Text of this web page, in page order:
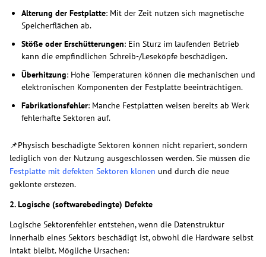
Alterung der Festplatte: Mit der Zeit nutzen sich magnetische
Speicherflächen ab.
Stöße oder Erschütterungen: Ein Sturz im laufenden Betrieb
kann die empfindlichen Schreib-/Leseköpfe beschädigen.
Überhitzung: Hohe Temperaturen können die mechanischen und
elektronischen Komponenten der Festplatte beeinträchtigen.
Fabrikationsfehler: Manche Festplatten weisen bereits ab Werk
fehlerhafte Sektoren auf.
📌Physisch beschädigte Sektoren können nicht repariert, sondern
lediglich von der Nutzung ausgeschlossen werden. Sie müssen die
Festplatte mit defekten Sektoren klonen und durch die neue
geklonte erstezen.
2. Logische (softwarebedingte) Defekte
Logische Sektorenfehler entstehen, wenn die Datenstruktur
innerhalb eines Sektors beschädigt ist, obwohl die Hardware selbst
intakt bleibt. Mögliche Ursachen: